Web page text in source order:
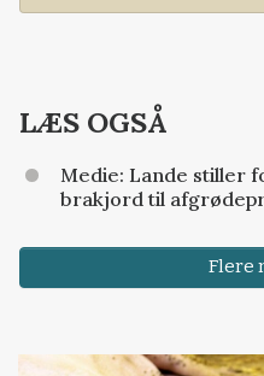
LÆS OGSÅ
Medie: Lande stiller
brakjord til
Flere